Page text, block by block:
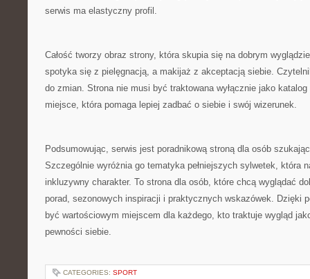
serwis ma elastyczny profil.
Całość tworzy obraz strony, która skupia się na dobrym
spotyka się z pielęgnacją, a makijaż z akceptacją siebie.
do zmian. Strona nie musi być traktowana wyłącznie jako
miejsce, która pomaga lepiej zadbać o siebie i swój wizerunek.
Podsumowując, serwis jest poradnikową stroną dla osób
Szczególnie wyróżnia go tematyka pełniejszych sylwetek, która
inkluzywny charakter. To strona dla osób, które chcą wyglądać
porad, sezonowych inspiracji i praktycznych wskazówek. Dzięki
być wartościowym miejscem dla każdego, kto traktuje wygląd
pewności siebie.
CATEGORIES: SPORT